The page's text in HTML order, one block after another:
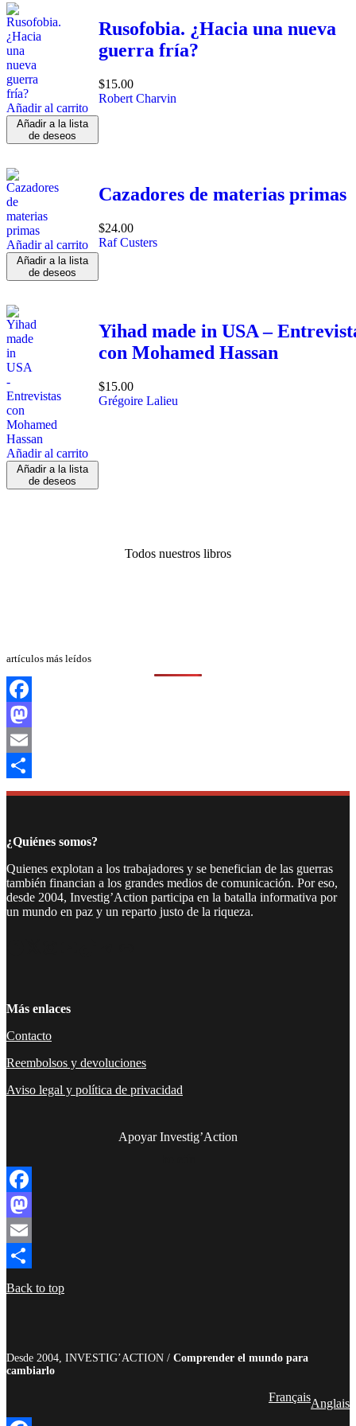
Añadir al carrito
Añadir a la lista
de deseos
Rusofobia. ¿Hacia una nueva
guerra fría?
$15.00
Robert Charvin
Añadir al carrito
Añadir a la lista
de deseos
Cazadores de materias primas
$24.00
Raf Custers
Añadir al carrito
Añadir a la lista
de deseos
Yihad made in USA –
con Mohamed Hassan
$15.00
Grégoire Lalieu
Todos nuestros libros
artículos más leídos
Facebook
Mastodon
Email
Compartir
¿Quiénes somos?
Quienes explotan a los trabajadores y se benefician de las guerras
también financian a los grandes medios de comunicación. Por eso,
desde 2004, Investig’Action participa en la batalla informativa por
un mundo en paz y un reparto justo de la riqueza.
Más enlaces
Contacto
Reembolsos y devoluciones
Aviso legal y política de privacidad
Apoyar Investig’Action
Facebook
Mastodon
Email
Compartir
Back to top
Desde 2004, INVESTIG’ACTION / Comprender el mundo para
cambiarlo
FrançaisAnglais